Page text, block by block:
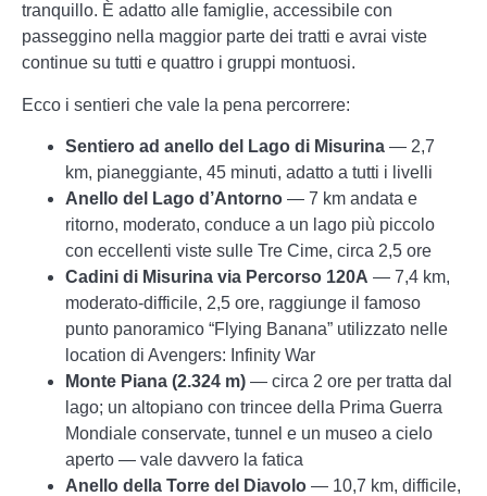
tranquillo. È adatto alle famiglie, accessibile con
passeggino nella maggior parte dei tratti e avrai viste
continue su tutti e quattro i gruppi montuosi.
Ecco i sentieri che vale la pena percorrere:
Sentiero ad anello del Lago di Misurina — 2,7
km, pianeggiante, 45 minuti, adatto a tutti i livelli
Anello del Lago d’Antorno — 7 km andata e
ritorno, moderato, conduce a un lago più piccolo
con eccellenti viste sulle Tre Cime, circa 2,5 ore
Cadini di Misurina via Percorso 120A — 7,4 km,
moderato-difficile, 2,5 ore, raggiunge il famoso
punto panoramico “Flying Banana” utilizzato nelle
location di Avengers: Infinity War
Monte Piana (2.324 m) — circa 2 ore per tratta dal
lago; un altopiano con trincee della Prima Guerra
Mondiale conservate, tunnel e un museo a cielo
aperto — vale davvero la fatica
Anello della Torre del Diavolo — 10,7 km, difficile,